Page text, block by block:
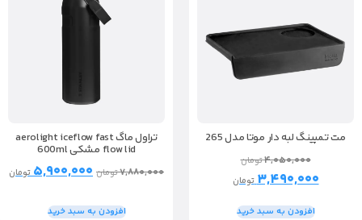
مت تمپینگ لبه دار موتا مدل 265
۴,۰۵۰,۰۰۰تومان
۳,۴۹۰,۰۰۰تومان
افزودن به سبد خرید
تراول ماگ aerolight iceflow fast
flow lid مشکی 600ml
۷,۸۸۰,۰۰۰تومان ۵,۹۰۰,۰۰۰تومان
افزودن به سبد خرید